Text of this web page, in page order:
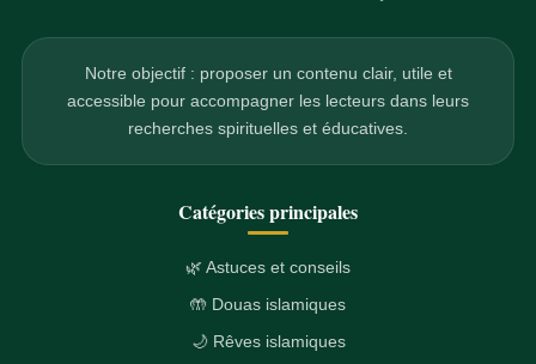
Notre objectif : proposer un contenu clair, utile et
accessible pour accompagner les lecteurs dans leurs
recherches spirituelles et éducatives.
Catégories principales
🌿 Astuces et conseils
🤲 Douas islamiques
🌙 Rêves islamiques